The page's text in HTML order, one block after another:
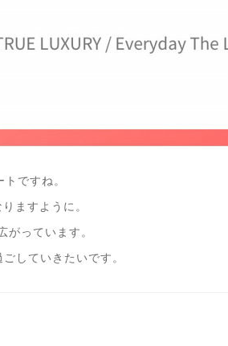
ですね。
ますように。
がっています。
していきたいです。